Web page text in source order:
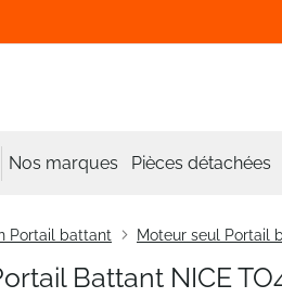
Nos marques Pièces détachées
Portail battant Moteur seul Portail
Battant NICE